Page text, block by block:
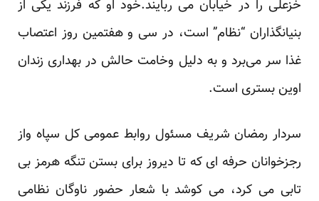
خزعلی را در خیابان می ربایند.خود او که فرزند یکی از
بنیانگذاران “نظام” است، در سی و هفتمین روز اعتصاب
غذا سر می‌برد و به دلیل وخامت حالش در بهداری زندان
اوین بستری است.
سردار رمضان شریف مسئول روابط عمومی کل سپاه واز
رجزخوانان حرفه ای که تا دیروز برای بستن تنگه هرمز بی
تابی می کرد، می کوشد با شعار حضور ناوگان نظامی